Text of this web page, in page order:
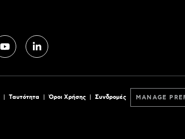
Tαυτότητα Όροι Χρήσης Συνδρομές MANAGE